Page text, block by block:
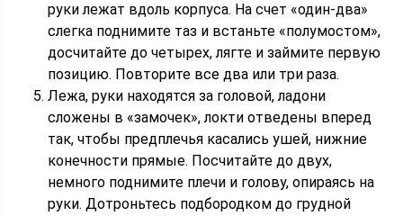
руки лежат вдоль корпуса. На счет «один-два»
слегка поднимите таз и встаньте «полумостом»,
досчитайте до четырех, лягте и займите первую
позицию. Повторите все два или три раза.
Лежа, руки находятся за головой, ладони
сложены в «замочек», локти отведены вперед
так, чтобы предплечья касались ушей, нижние
конечности прямые. Посчитайте до двух,
немного поднимите плечи и голову, опираясь на
руки. Дотроньтесь подбородком до грудной